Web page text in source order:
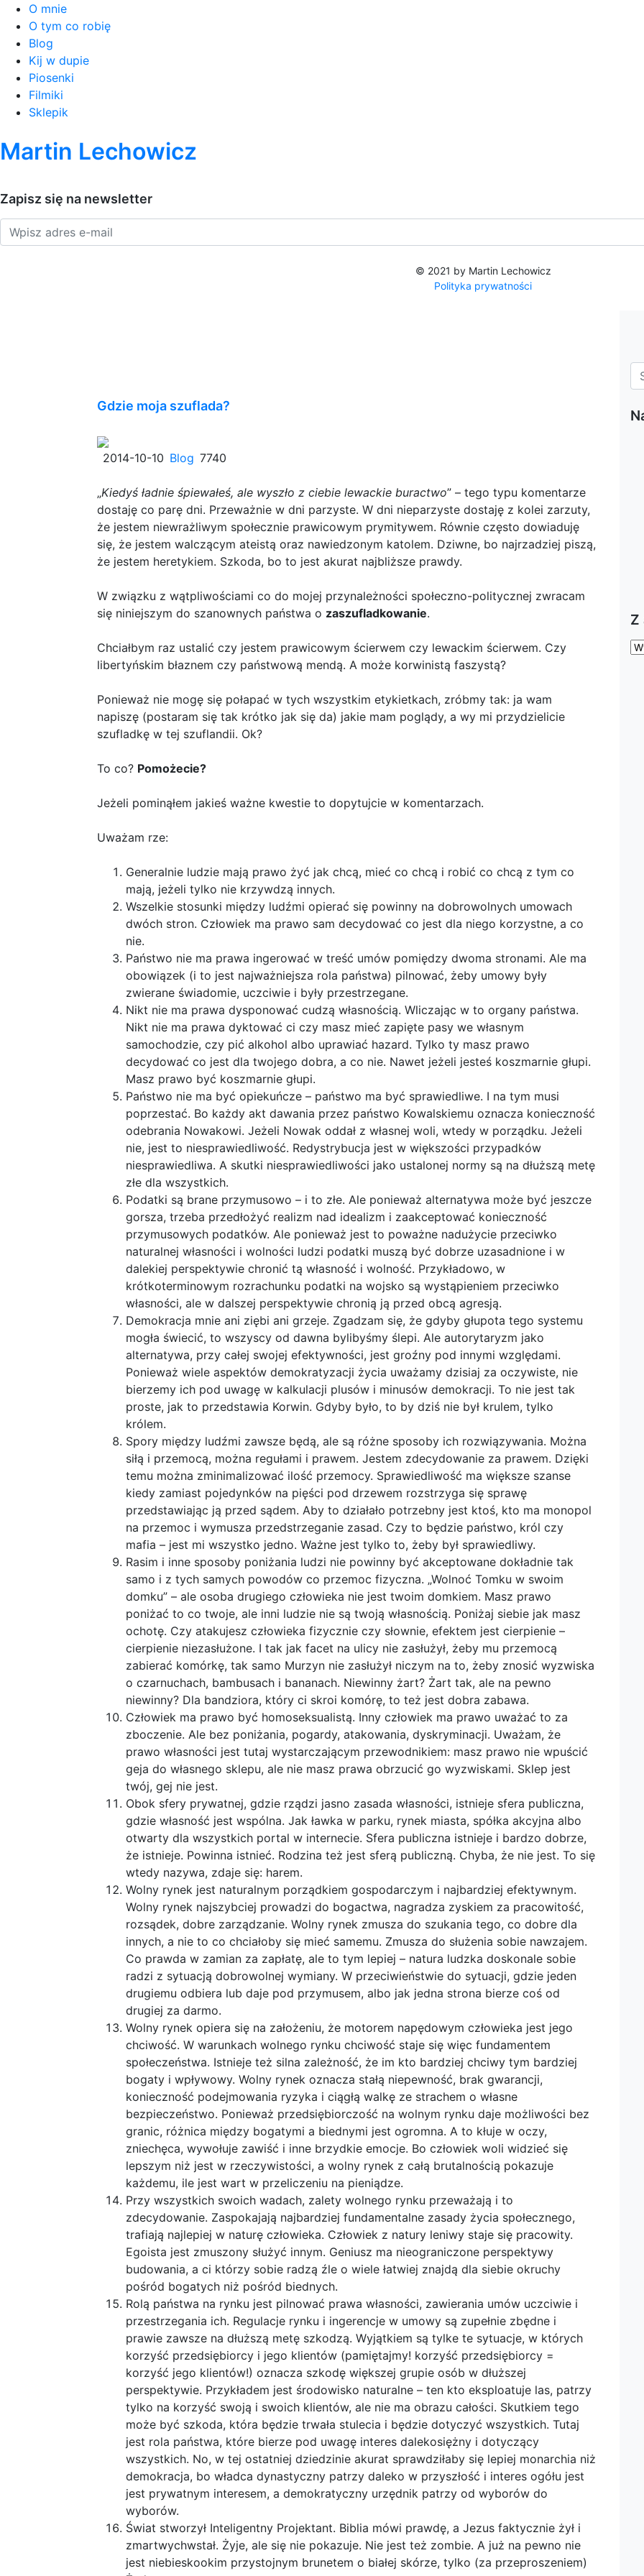
O mnie
O tym co robię
Blog
Kij w dupie
Piosenki
Filmiki
Sklepik
Martin Lechowicz
Zapisz się na newsletter
© 2021 by Martin Lechowicz
Polityka prywatności
Gdzie moja szuflada?
2014-10-10 Blog 7740
„Kiedyś ładnie śpiewałeś, ale wyszło z ciebie lewackie buractwo” – tego typu komentarze
dostaję co parę dni. Przeważnie w dni parzyste. W dni nieparzyste dostaję z kolei zarzuty,
że jestem niewrażliwym społecznie prawicowym prymitywem. Równie często dowiaduję
się, że jestem walczącym ateistą oraz nawiedzonym katolem. Dziwne, bo najrzadziej piszą,
że jestem heretykiem. Szkoda, bo to jest akurat najbliższe prawdy.
W związku z wątpliwościami co do mojej przynależności społeczno-politycznej zwracam
się niniejszym do szanownych państwa o zaszufladkowanie.
Chciałbym raz ustalić czy jestem prawicowym ścierwem czy lewackim ścierwem. Czy
libertyńskim błaznem czy państwową mendą. A może korwinistą faszystą?
Ponieważ nie mogę się połapać w tych wszystkim etykietkach, zróbmy tak: ja wam
napiszę (postaram się tak krótko jak się da) jakie mam poglądy, a wy mi przydzielicie
szufladkę w tej szuflandii. Ok?
To co? Pomożecie?
Jeżeli pominąłem jakieś ważne kwestie to dopytujcie w komentarzach.
Uważam rze:
Generalnie ludzie mają prawo żyć jak chcą, mieć co chcą i robić co chcą z tym co
mają, jeżeli tylko nie krzywdzą innych.
Wszelkie stosunki między ludźmi opierać się powinny na dobrowolnych umowach
dwóch stron. Człowiek ma prawo sam decydować co jest dla niego korzystne, a co
nie.
Państwo nie ma prawa ingerować w treść umów pomiędzy dwoma stronami. Ale ma
obowiązek (i to jest najważniejsza rola państwa) pilnować, żeby umowy były
zwierane świadomie, uczciwie i były przestrzegane.
Nikt nie ma prawa dysponować cudzą własnością. Wliczając w to organy państwa.
Nikt nie ma prawa dyktować ci czy masz mieć zapięte pasy we własnym
samochodzie, czy pić alkohol albo uprawiać hazard. Tylko ty masz prawo
decydować co jest dla twojego dobra, a co nie. Nawet jeżeli jesteś koszmarnie głupi.
Masz prawo być koszmarnie głupi.
Państwo nie ma być opiekuńcze – państwo ma być sprawiedliwe. I na tym musi
poprzestać. Bo każdy akt dawania przez państwo Kowalskiemu oznacza konieczność
odebrania Nowakowi. Jeżeli Nowak oddał z własnej woli, wtedy w porządku. Jeżeli
nie, jest to niesprawiedliwość. Redystrybucja jest w większości przypadków
niesprawiedliwa. A skutki niesprawiedliwości jako ustalonej normy są na dłuższą metę
złe dla wszystkich.
Podatki są brane przymusowo – i to złe. Ale ponieważ alternatywa może być jeszcze
gorsza, trzeba przedłożyć realizm nad idealizm i zaakceptować konieczność
przymusowych podatków. Ale ponieważ jest to poważne nadużycie przeciwko
naturalnej własności i wolności ludzi podatki muszą być dobrze uzasadnione i w
dalekiej perspektywie chronić tą własność i wolność. Przykładowo, w
krótkoterminowym rozrachunku podatki na wojsko są wystąpieniem przeciwko
własności, ale w dalszej perspektywie chronią ją przed obcą agresją.
Demokracja mnie ani ziębi ani grzeje. Zgadzam się, że gdyby głupota tego systemu
mogła świecić, to wszyscy od dawna bylibyśmy ślepi. Ale autorytaryzm jako
alternatywa, przy całej swojej efektywności, jest groźny pod innymi względami.
Ponieważ wiele aspektów demokratyzacji życia uważamy dzisiaj za oczywiste, nie
bierzemy ich pod uwagę w kalkulacji plusów i minusów demokracji. To nie jest tak
proste, jak to przedstawia Korwin. Gdyby było, to by dziś nie był krulem, tylko
królem.
Spory między ludźmi zawsze będą, ale są różne sposoby ich rozwiązywania. Można
siłą i przemocą, można regułami i prawem. Jestem zdecydowanie za prawem. Dzięki
temu można zminimalizować ilość przemocy. Sprawiedliwość ma większe szanse
kiedy zamiast pojedynków na pięści pod drzewem rozstrzyga się sprawę
przedstawiając ją przed sądem. Aby to działało potrzebny jest ktoś, kto ma monopol
na przemoc i wymusza przedstrzeganie zasad. Czy to będzie państwo, król czy
mafia – jest mi wszystko jedno. Ważne jest tylko to, żeby był sprawiedliwy.
Rasim i inne sposoby poniżania ludzi nie powinny być akceptowane dokładnie tak
samo i z tych samych powodów co przemoc fizyczna. „Wolnoć Tomku w swoim
domku” – ale osoba drugiego człowieka nie jest twoim domkiem. Masz prawo
poniżać to co twoje, ale inni ludzie nie są twoją własnością. Poniżaj siebie jak masz
ochotę. Czy atakujesz człowieka fizycznie czy słownie, efektem jest cierpienie –
cierpienie niezasłużone. I tak jak facet na ulicy nie zasłużył, żeby mu przemocą
zabierać komórkę, tak samo Murzyn nie zasłużył niczym na to, żeby znosić wyzwiska
o czarnuchach, bambusach i bananach. Niewinny żart? Żart tak, ale na pewno
niewinny? Dla bandziora, który ci skroi komórę, to też jest dobra zabawa.
Człowiek ma prawo być homoseksualistą. Inny człowiek ma prawo uważać to za
zboczenie. Ale bez poniżania, pogardy, atakowania, dyskryminacji. Uważam, że
prawo własności jest tutaj wystarczającym przewodnikiem: masz prawo nie wpuścić
geja do własnego sklepu, ale nie masz prawa obrzucić go wyzwiskami. Sklep jest
twój, gej nie jest.
Obok sfery prywatnej, gdzie rządzi jasno zasada własności, istnieje sfera publiczna,
gdzie własność jest wspólna. Jak ławka w parku, rynek miasta, spółka akcyjna albo
otwarty dla wszystkich portal w internecie. Sfera publiczna istnieje i bardzo dobrze,
że istnieje. Powinna istnieć. Rodzina też jest sferą publiczną. Chyba, że nie jest. To się
wtedy nazywa, zdaje się: harem.
Wolny rynek jest naturalnym porządkiem gospodarczym i najbardziej efektywnym.
Wolny rynek najszybciej prowadzi do bogactwa, nagradza zyskiem za pracowitość,
rozsądek, dobre zarządzanie. Wolny rynek zmusza do szukania tego, co dobre dla
innych, a nie to co chciałoby się mieć samemu. Zmusza do służenia sobie nawzajem.
Co prawda w zamian za zapłatę, ale to tym lepiej – natura ludzka doskonale sobie
radzi z sytuacją dobrowolnej wymiany. W przeciwieństwie do sytuacji, gdzie jeden
drugiemu odbiera lub daje pod przymusem, albo jak jedna strona bierze coś od
drugiej za darmo.
Wolny rynek opiera się na założeniu, że motorem napędowym człowieka jest jego
chciwość. W warunkach wolnego rynku chciwość staje się więc fundamentem
społeczeństwa. Istnieje też silna zależność, że im kto bardziej chciwy tym bardziej
bogaty i wpływowy. Wolny rynek oznacza stałą niepewność, brak gwarancji,
konieczność podejmowania ryzyka i ciągłą walkę ze strachem o własne
bezpieczeństwo. Ponieważ przedsiębiorczość na wolnym rynku daje możliwości bez
granic, różnica między bogatymi a biednymi jest ogromna. A to kłuje w oczy,
zniechęca, wywołuje zawiść i inne brzydkie emocje. Bo człowiek woli widzieć się
lepszym niż jest w rzeczywistości, a wolny rynek z całą brutalnością pokazuje
każdemu, ile jest wart w przeliczeniu na pieniądze.
Przy wszystkich swoich wadach, zalety wolnego rynku przeważają i to
zdecydowanie. Zaspokajają najbardziej fundamentalne zasady życia społecznego,
trafiają najlepiej w naturę człowieka. Człowiek z natury leniwy staje się pracowity.
Egoista jest zmuszony służyć innym. Geniusz ma nieograniczone perspektywy
budowania, a ci którzy sobie radzą źle o wiele łatwiej znajdą dla siebie okruchy
pośród bogatych niż pośród biednych.
Rolą państwa na rynku jest pilnować prawa własności, zawierania umów uczciwie i
przestrzegania ich. Regulacje rynku i ingerencje w umowy są zupełnie zbędne i
prawie zawsze na dłuższą metę szkodzą. Wyjątkiem są tylke te sytuacje, w których
korzyść przedsiębiorcy i jego klientów (pamiętajmy! korzyść przedsiębiorcy =
korzyść jego klientów!) oznacza szkodę większej grupie osób w dłuższej
perspektywie. Przykładem jest środowisko naturalne – ten kto eksploatuje las, patrzy
tylko na korzyść swoją i swoich klientów, ale nie ma obrazu całości. Skutkiem tego
może być szkoda, która będzie trwała stulecia i będzie dotyczyć wszystkich. Tutaj
jest rola państwa, które bierze pod uwagę interes dalekosiężny i dotyczący
wszystkich. No, w tej ostatniej dziedzinie akurat sprawdziłaby się lepiej monarchia niż
demokracja, bo władca dynastyczny patrzy daleko w przyszłość i interes ogółu jest
jest prywatnym interesem, a demokratyczny urzędnik patrzy od wyborów do
wyborów.
Świat stworzył Inteligentny Projektant. Biblia mówi prawdę, a Jezus faktycznie żył i
zmartwychwstał. Żyje, ale się nie pokazuje. Nie jest też zombie. A już na pewno nie
jest niebieskookim przystojnym brunetem o białej skórze, tylko (za przeproszeniem)
Z
Z